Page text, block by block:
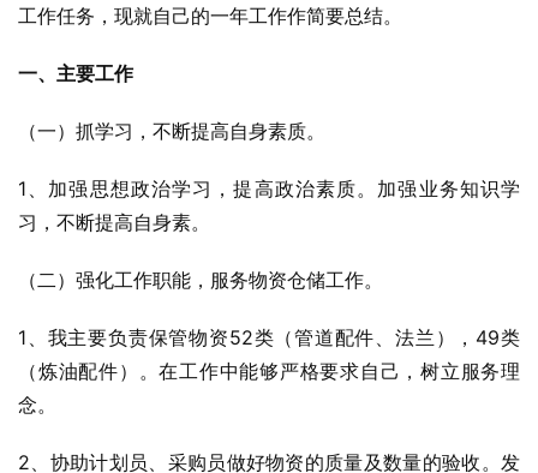
工作任务，现就自己的一年工作作简要总结。
一、主要工作
（一）抓学习，不断提高自身素质。
1、加强思想政治学习，提高政治素质。加强业务知识学
习，不断提高自身素。
（二）强化工作职能，服务物资仓储工作。
1、我主要负责保管物资52类（管道配件、法兰），49类
（炼油配件）。在工作中能够严格要求自己，树立服务理
念。
2、协助计划员、采购员做好物资的质量及数量的验收。发